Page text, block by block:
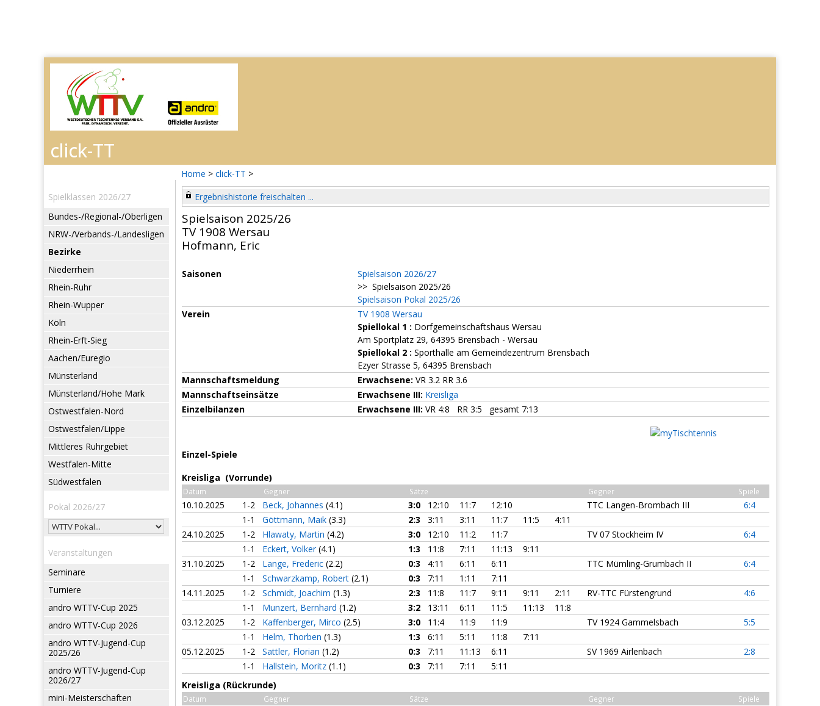
Home > click-TT >
Spielklassen 2026/27
Bundes-/Regional-/Oberligen
NRW-/Verbands-/Landesligen
Bezirke
Niederrhein
Rhein-Ruhr
Rhein-Wupper
Köln
Rhein-Erft-Sieg
Aachen/Euregio
Münsterland
Münsterland/Hohe Mark
Ostwestfalen-Nord
Ostwestfalen/Lippe
Mittleres Ruhrgebiet
Westfalen-Mitte
Südwestfalen
Pokal 2026/27
Veranstaltungen
Seminare
Turniere
andro WTTV-Cup 2025
andro WTTV-Cup 2026
andro WTTV-Jugend-Cup
2025/26
andro WTTV-Jugend-Cup
2026/27
mini-Meisterschaften
Ergebnishistorie freischalten ...
Spielsaison 2025/26
TV 1908 Wersau
Hofmann, Eric
Saisonen
Spielsaison 2026/27
>> Spielsaison 2025/26
Spielsaison Pokal 2025/26
Verein
TV 1908 Wersau
Spiellokal 1 : Dorfgemeinschaftshaus Wersau
Am Sportplatz 29, 64395 Brensbach - Wersau
Spiellokal 2 : Sporthalle am Gemeindezentrum Brensbach
Ezyer Strasse 5, 64395 Brensbach
Mannschaftsmeldung
Erwachsene: VR 3.2 RR 3.6
Mannschaftseinsätze
Erwachsene III: Kreisliga
Einzelbilanzen
Erwachsene III: VR 4:8 RR 3:5 gesamt 7:13
Einzel-Spiele
Kreisliga (Vorrunde)
Datum Gegner Sätze Gegner Spiele
10.10.2025 1-2 Beck, Johannes (4.1) 3:0 12:10 11:7 12:10 TTC Langen-Brombach III
6:4
1-1
Göttmann, Maik (3.3) 2:3 3:11 3:11 11:7 11:5
4:11
24.10.2025
1-2 Hlawaty, Martin (4.2) 3:0 12:10 11:2 11:7 TV 07 Stockheim IV
6:4
1-1
Eckert, Volker (4.1) 1:3 11:8 7:11 11:13
9:11
31.10.2025
1-2 Lange, Frederic (2.2) 0:3 4:11 6:11 6:11 TTC Mümling-Grumbach II
6:4
1-1
Schwarzkamp, Robert (2.1) 0:3 7:11 1:11
7:11
14.11.2025
1-2 Schmidt, Joachim (1.3) 2:3 11:8 11:7 9:11 9:11 2:11 RV-TTC Fürstengrund
4:6
1-1
Munzert, Bernhard (1.2) 3:2 13:11 6:11 11:5 11:13
11:8
03.12.2025
1-2 Kaffenberger, Mirco (2.5) 3:0 11:4 11:9 11:9 TV 1924 Gammelsbach
5:5
1-1
Helm, Thorben (1.3) 1:3 6:11 5:11 11:8
7:11
05.12.2025
1-2 Sattler, Florian (1.2) 0:3 7:11 11:13 6:11 SV 1969 Airlenbach
2:8
1-1
Hallstein, Moritz (1.1) 0:3 7:11 7:11
5:11
Kreisliga (Rückrunde)
Datum Gegner Sätze Gegner Spiele